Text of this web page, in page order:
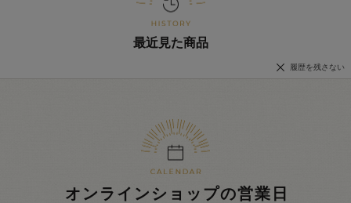
最近見た商品
履歴を残さない
オンラインショップの営業日